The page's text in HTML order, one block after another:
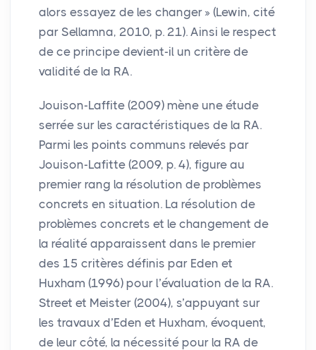
alors essayez de les changer » (Lewin, cité
par Sellamna, 2010, p. 21). Ainsi le respect
de ce principe devient-il un critère de
validité de la RA.
Jouison-Laffite (2009) mène une étude
serrée sur les caractéristiques de la RA.
Parmi les points communs relevés par
Jouison-Lafitte (2009, p. 4), figure au
premier rang la résolution de problèmes
concrets en situation. La résolution de
problèmes concrets et le changement de
la réalité apparaissent dans le premier
des 15 critères définis par Eden et
Huxham (1996) pour l’évaluation de la RA.
Street et Meister (2004), s’appuyant sur
les travaux d’Eden et Huxham, évoquent,
de leur côté, la nécessité pour la RA de